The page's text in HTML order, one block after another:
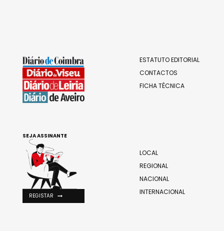
ESTATUTO EDITORIAL
CONTACTOS
FICHA TÉCNICA
LOCAL
REGIONAL
NACIONAL
INTERNACIONAL
SEJA ASSINANTE
REGISTAR